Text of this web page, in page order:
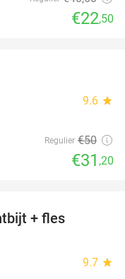
€22,50
9.6 star
Regulier €50
€31 ,20
+ fles
9.7 star